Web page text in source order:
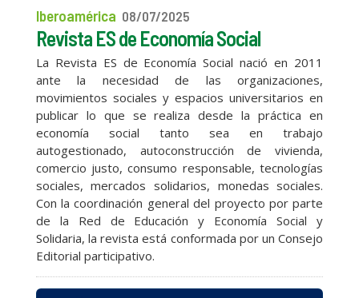
Iberoamérica 08/07/2025
Revista ES de Economía Social
La Revista ES de Economía Social nació en 2011
ante la necesidad de las organizaciones,
movimientos sociales y espacios universitarios en
publicar lo que se realiza desde la práctica en
economía social tanto sea en trabajo
autogestionado, autoconstrucción de vivienda,
comercio justo, consumo responsable, tecnologías
sociales, mercados solidarios, monedas sociales.
Con la coordinación general del proyecto por parte
de la Red de Educación y Economía Social y
Solidaria, la revista está conformada por un Consejo
Editorial participativo.